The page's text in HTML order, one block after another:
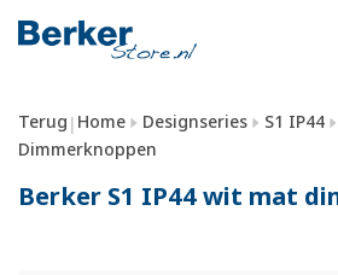
Terug | Home Designseries S1 IP44
Dimmerknoppen
Berker S1 IP44 wit mat